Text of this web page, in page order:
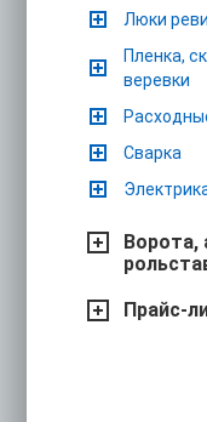
Люки
Пленка,
веревки
Сварка
Ворота,
Прайс-